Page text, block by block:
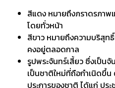
สีแดง หมายถึงภราดรภาพ
โดยทั่วหน้า
สีขาว หมายถึงความบริสุท
คงอยู่ตลอดกาล
รูปพระจันทร์เสี้ยว ซึ่งเป็น
เป็นชาติใหม่ที่ถือกำเนิดขึ้
ประการของชาติ ได้แก่ ปร